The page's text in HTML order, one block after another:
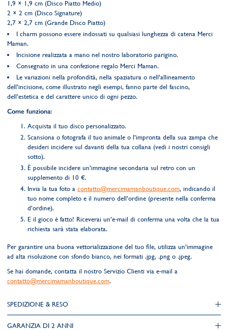
1,9 × 1,9 cm (Disco Piatto Medio)
2 × 2 cm (Disco Signature)
2,7 × 2,7 cm (Grande Disco Piatto)
I charm possono essere indossati su qualsiasi lunghezza di catena Merci
Maman.
Incisione realizzata a mano nel nostro laboratorio parigino.
Consegnato in una confezione regalo Merci Maman.
Le variazioni nella profondità, nella spaziatura o nell’allineamento
dell’incisione, come illustrato negli esempi, fanno parte del fascino,
dell’estetica e del carattere unico di ogni pezzo.
Come funziona:
Acquista il tuo disco personalizzato.
Scansiona o fotografa il tuo animale o l’impronta della sua zampa che
desideri incidere sul davanti della tua collana (vedi i nostri consigli
sotto).
È possibile incidere un’immagine secondaria sul retro con un
supplemento di 10 €.
Invia la tua foto a contatto@mercimamanboutique.com, indicando il
tuo nome completo e il numero dell’ordine (presente nella conferma
d’ordine).
E il gioco è fatto! Riceverai un’e-mail di conferma una volta che la tua
richiesta sarà stata elaborata.
Per garantire una buona vettorializzazione del tuo file, utilizza un’immagine
ad alta risoluzione con sfondo bianco, nei formati .jpg, .png o .jpeg.
Se hai domande, contatta il nostro Servizio Clienti via e-mail a
contatto@mercimamanboutique.com.
SPEDIZIONE & RESO
GARANZIA DI 2 ANNI